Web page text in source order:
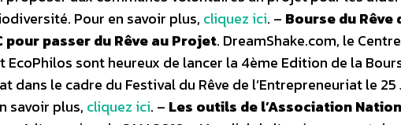
Pour en savoir plus, cliquez ici. – Bourse du Rêve
passer du Rêve au Projet. DreamShake.com, le
EcoPhilos sont heureux de lancer la 4ème Edition de la
dans le cadre du Festival du Rêve de l’Entrepreneuriat le 25
savoir plus, cliquez ici. – Les outils de l’Association